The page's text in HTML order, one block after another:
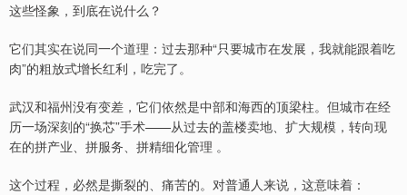
这些怪象，到底在说什么？
它们其实在说同一个道理：过去那种“只要城市在发展，我就能跟着吃
肉”的粗放式增长红利，吃完了。
武汉和福州没有变差，它们依然是中部和海西的顶梁柱。但城市在经
历一场深刻的“换芯”手术——从过去的盖楼卖地、扩大规模，转向现
在的拼产业、拼服务、拼精细化管理 。
这个过程，必然是撕裂的、痛苦的。对普通人来说，这意味着：